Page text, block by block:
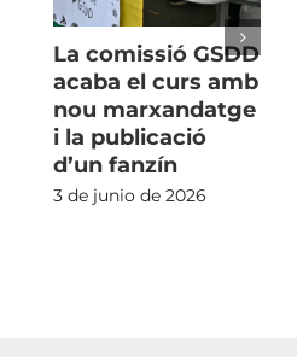
La comissió GSDD
acaba el curs amb
nou marxandatge
i la publicació
d’un fanzín
3 de junio de 2026